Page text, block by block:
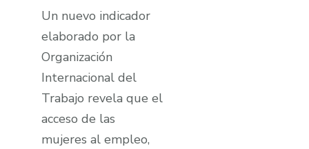
Un nuevo indicador
elaborado por la
Organización
Internacional del
Trabajo revela que el
acceso de las
mujeres al empleo,